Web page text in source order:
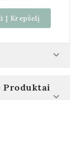
Į Krepšelį

Produktai
